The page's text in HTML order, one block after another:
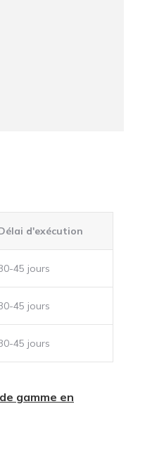
d'exécution
45 jours
45 jours
45 jours
gamme en